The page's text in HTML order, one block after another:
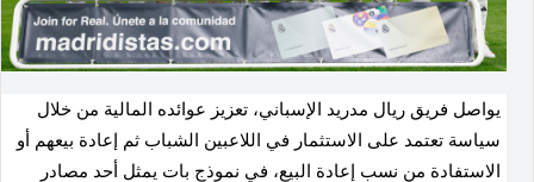
يواصل فريق ريال مدريد الإسباني، تعزيز عوائده المالية من خلال
سياسة تعتمد على الاستثمار في اللاعبين الشباب ثم إعادة بيعهم أو
الاستفادة من نسب إعادة البيع، في نموذج بات يمثل أحد مصادر